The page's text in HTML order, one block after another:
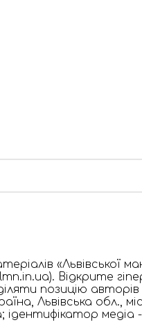
«Львівської
Відкрите
позицію авторів
Львівська обл.,
ідентифікатор медіа -